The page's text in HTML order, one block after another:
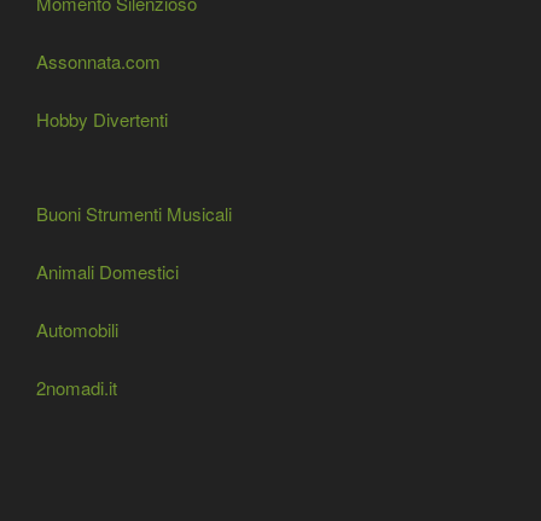
Assonnata.com
Hobby Divertenti
Buoni Strumenti Musicali
Animali Domestici
Automobili
2nomadi.it